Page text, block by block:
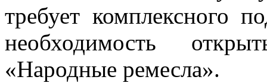
требует комплексного
необходимость
«Народные ремесла».